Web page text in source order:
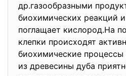
др.газообразными
биохимических реакций
поглащает кислород.На
клепки происходят
биохимические процессы
из древесины дуба